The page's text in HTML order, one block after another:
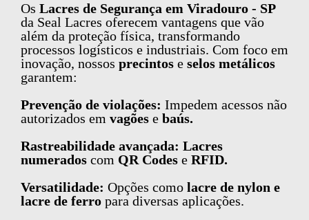
Os Lacres de Segurança em Viradouro - SP
da Seal Lacres oferecem vantagens que vão
além da proteção física, transformando
processos logísticos e industriais. Com foco em
inovação, nossos precintos e selos metálicos
garantem:
Prevenção de violações: Impedem acessos não
autorizados em vagões e baús.
Rastreabilidade avançada: Lacres
numerados com QR Codes e RFID.
Versatilidade: Opções como lacre de nylon e
lacre de ferro para diversas aplicações.